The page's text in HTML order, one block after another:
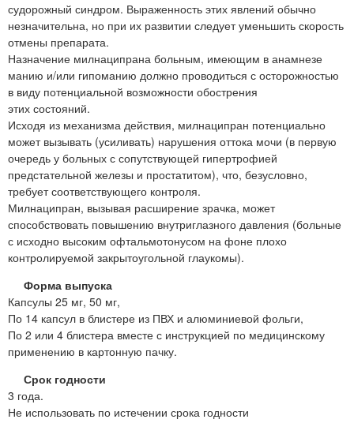
судорожный синдром. Выраженность этих явлений обычно
незначительна, но при их развитии следует уменьшить скорость
отмены препарата.
Назначение милнаципрана больным, имеющим в анамнезе
манию и/или гипоманию должно проводиться с осторожностью
в виду потенциальной возможности обострения
этих состояний.
Исходя из механизма действия, милнаципран потенциально
может вызывать (усиливать) нарушения оттока мочи (в первую
очередь у больных с сопутствующей гипертрофией
предстательной железы и простатитом), что, безусловно,
требует соответствующего контроля.
Милнаципран, вызывая расширение зрачка, может
способствовать повышению внутриглазного давления (больные
с исходно высоким офтальмотонусом на фоне плохо
контролируемой закрытоугольной глаукомы).
Форма выпуска
Капсулы 25 мг, 50 мг,
По 14 капсул в блистере из ПВХ и алюминиевой фольги,
По 2 или 4 блистера вместе с инструкцией по медицинскому
применению в картонную пачку.
Срок годности
3 года.
Не использовать по истечении срока годности